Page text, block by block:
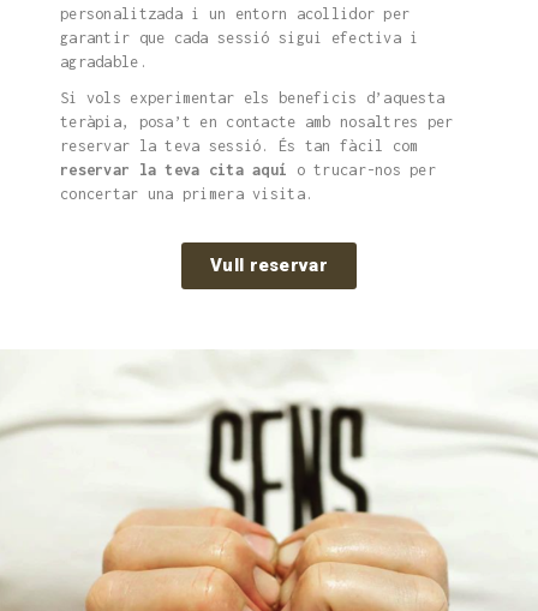
personalitzada i un entorn acollidor per
garantir que cada sessió sigui efectiva i
agradable.
Si vols experimentar els beneficis d’aquesta
teràpia, posa’t en contacte amb nosaltres per
reservar la teva sessió. És tan fàcil com
reservar la teva cita aquí o trucar-nos per
concertar una primera visita.
Vull reservar